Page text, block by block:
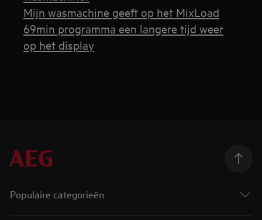
Mijn wasmachine geeft op het MixLoad
69min programma een langere tijd weer
op het display
Populaire categorieën